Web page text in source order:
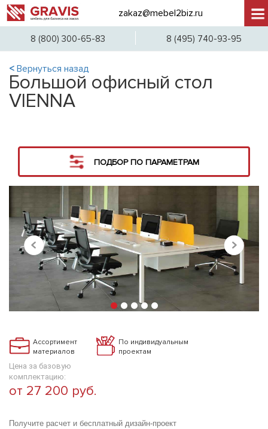
+7
zakaz@mebel2biz.ru
8 (800) 300-65-83 8 (495) 740-93-95
< Вернуться назад
Большой офисный стол
VIENNA
ПОДБОР ПО ПАРАМЕТРАМ
Ассортимент
материалов
По индивидуальным
проектам
Цена за базовую
комплектацию:
от 27 200 руб.
Получите расчет и бесплатный дизайн-проект